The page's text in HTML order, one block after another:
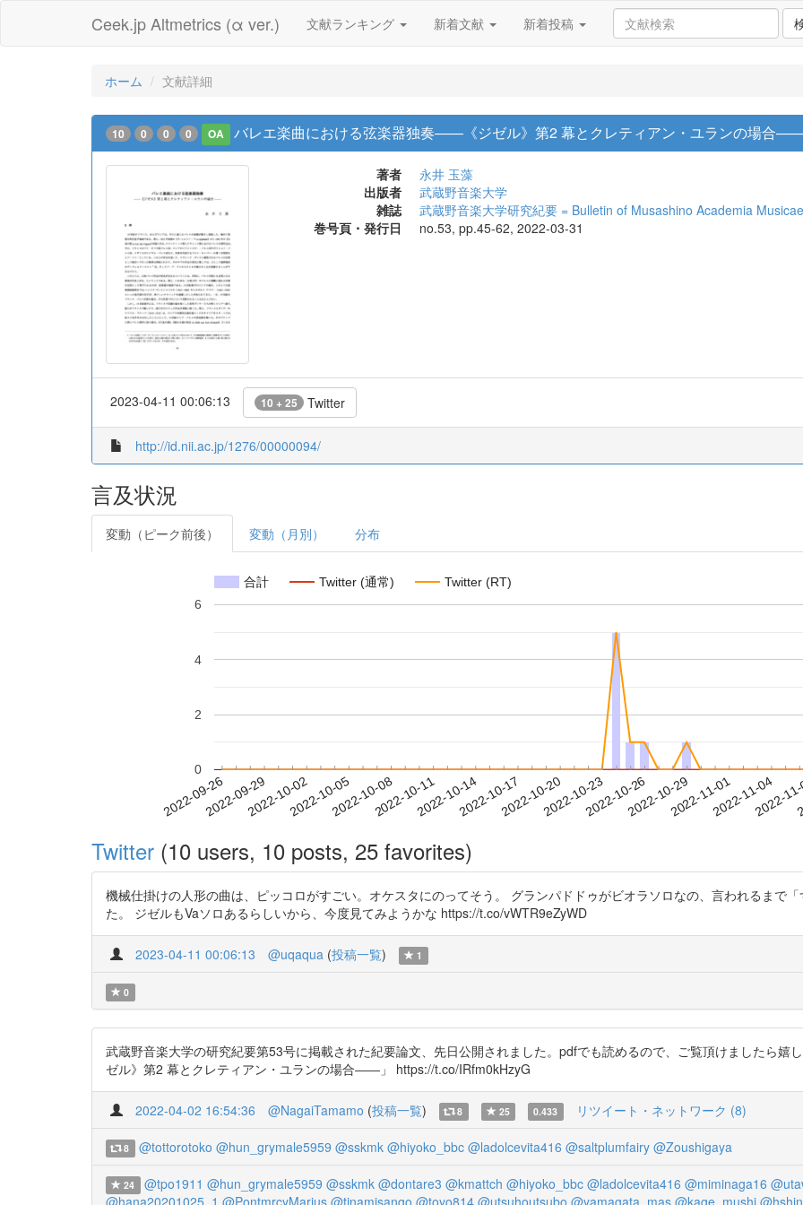
Ceek.jp Altmetrics (α ver.) 文献ランキング 新着文献 新着投稿
ホーム 文献詳細
10 0 0 0 OA バレエ楽曲における弦楽器独奏――《ジゼル》第2 幕とクレティアン・ユランの場合
著者
永井 玉藻
出版者
武蔵野音楽大学
雑誌
武蔵野音楽大学研究紀要 = Bulletin of Musashino Academia Musicae
巻号頁・発行日
no.53, pp.45-62, 2022-03-31
2023-04-11 00:06:13 10 + 25 Twitter
http://id.nii.ac.jp/1276/00000094/
言及状況
変動（ピーク前後） 変動（月別） 分布
合計 Twitter (通常) Twitter (RT)
2022-09-262022-09-292022-10-022022-10-052022-10-082022-10-112022-10-142022-10-172022-10-202022-10-232022-10-262022-10-292022-11-012022-11-04
2022-
0
2
4
6
Twitter (10 users, 10 posts, 25 favorites)
機械仕掛けの人形の曲は、ピッコロがすごい。オケスタにのってそう。 グランパドドゥがビオラソロなの、言われるまで
た。 ジゼルもVaソロあるらしいから、今度見てみようかな https://t.co/vWTR9eZyWD
2023-04-11 00:06:13 @uqaqua (投稿一覧) 1
0
武蔵野音楽大学の研究紀要第53号に掲載された紀要論文、先日公開されました。pdfでも読めるので、ご覧頂けましたら
ゼル》第2 幕とクレティアン・ユランの場合――」 https://t.co/IRfm0kHzyG
2022-04-02 16:54:36 @NagaiTamamo (投稿一覧) 8 25 0.433 リツイート・ネットワーク (8)
8 @tottorotoko @hun_grymale5959 @sskmk @hiyoko_bbc @ladolcevita416 @saltplumfairy @Zoushigaya
24 @tpo1911 @hun_grymale5959 @sskmk @dontare3 @kmattch @hiyoko_bbc @ladolcevita416 @miminaga16
@hana20201025_1 @PontmrcyMarius @tinamisango @toyo814 @utsuhoutsubo @yamagata_mas @kage_mushi